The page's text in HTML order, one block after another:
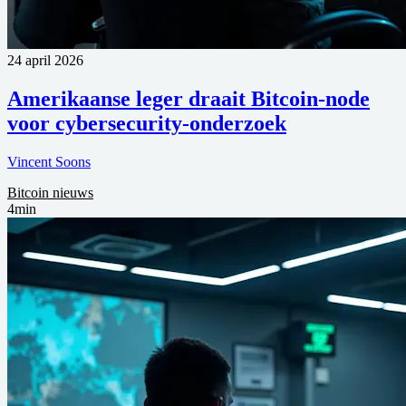
24 april 2026
Amerikaanse leger draait Bitcoin-node
voor cybersecurity-onderzoek
Vincent Soons
Bitcoin nieuws
4min